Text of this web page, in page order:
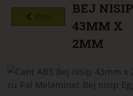
BEJ NISIP
43MM X
2MM